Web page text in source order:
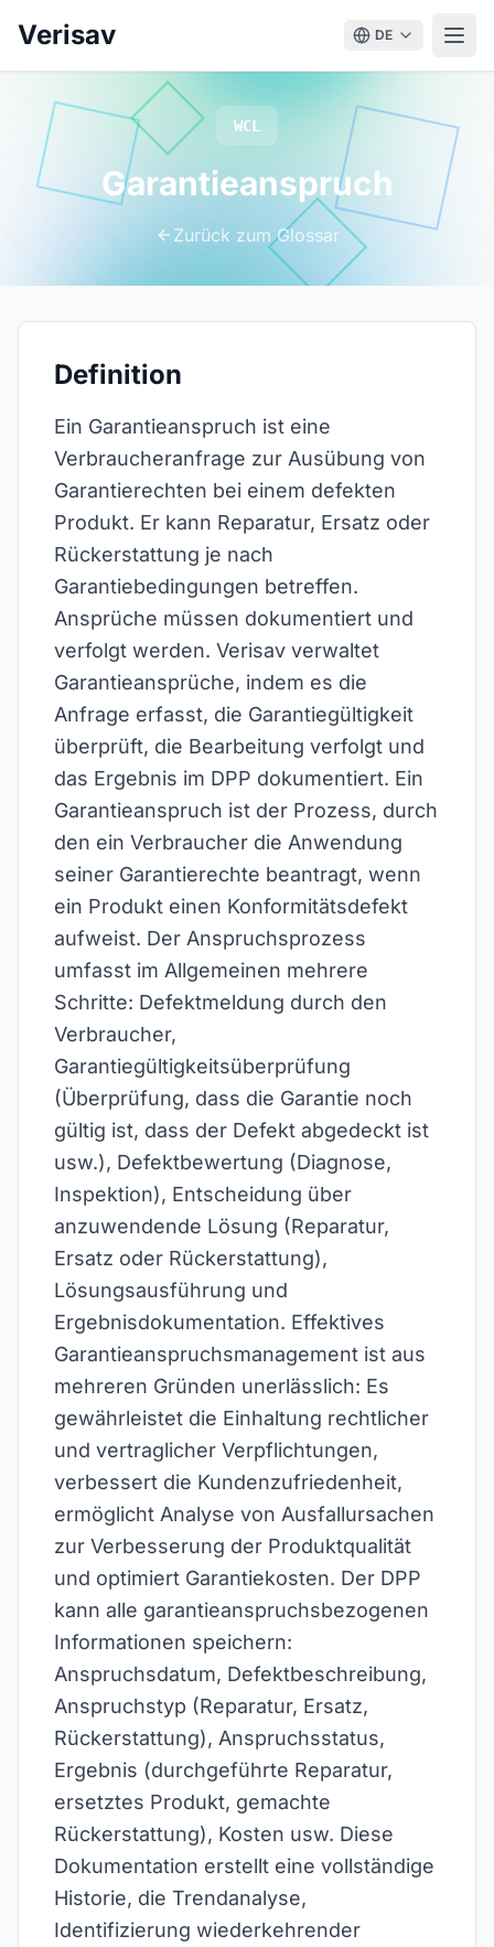
Verisav DE
WCL
Garantieanspruch
Zurück zum Glossar
Definition
Ein Garantieanspruch ist eine
Verbraucheranfrage zur Ausübung von
Garantierechten bei einem defekten
Produkt. Er kann Reparatur, Ersatz oder
Rückerstattung je nach
Garantiebedingungen betreffen.
Ansprüche müssen dokumentiert und
verfolgt werden. Verisav verwaltet
Garantieansprüche, indem es die
Anfrage erfasst, die Garantiegültigkeit
überprüft, die Bearbeitung verfolgt und
das Ergebnis im DPP dokumentiert. Ein
Garantieanspruch ist der Prozess, durch
den ein Verbraucher die Anwendung
seiner Garantierechte beantragt, wenn
ein Produkt einen Konformitätsdefekt
aufweist. Der Anspruchsprozess
umfasst im Allgemeinen mehrere
Schritte: Defektmeldung durch den
Verbraucher,
Garantiegültigkeitsüberprüfung
(Überprüfung, dass die Garantie noch
gültig ist, dass der Defekt abgedeckt ist
usw.), Defektbewertung (Diagnose,
Inspektion), Entscheidung über
anzuwendende Lösung (Reparatur,
Ersatz oder Rückerstattung),
Lösungsausführung und
Ergebnisdokumentation. Effektives
Garantieanspruchsmanagement ist aus
mehreren Gründen unerlässlich: Es
gewährleistet die Einhaltung rechtlicher
und vertraglicher Verpflichtungen,
verbessert die Kundenzufriedenheit,
ermöglicht Analyse von Ausfallursachen
zur Verbesserung der Produktqualität
und optimiert Garantiekosten. Der DPP
kann alle garantieanspruchsbezogenen
Informationen speichern:
Anspruchsdatum, Defektbeschreibung,
Anspruchstyp (Reparatur, Ersatz,
Rückerstattung), Anspruchsstatus,
Ergebnis (durchgeführte Reparatur,
ersetztes Produkt, gemachte
Rückerstattung), Kosten usw. Diese
Dokumentation erstellt eine vollständige
Historie, die Trendanalyse,
Identifizierung wiederkehrender